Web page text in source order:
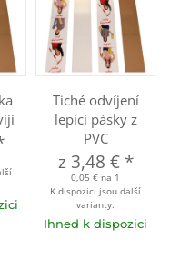
Tiché odvíjení
lepicí pásky z
PVC
z 3,48 € *
0,05 € na 1
K dispozici jsou další
varianty.
Ihned k dispozici